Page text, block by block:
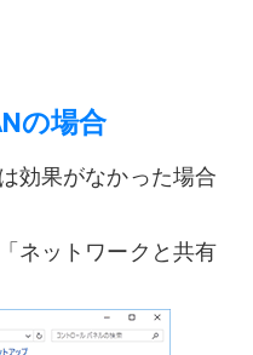
の場合
効果がなかった場合
ネットワークと共有